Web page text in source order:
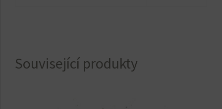
Související produkty